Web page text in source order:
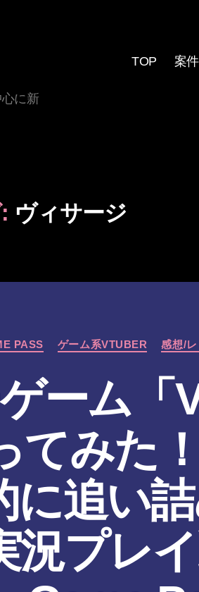
に新
TOP 案
ヴィサージ
カ
テ
リ
ー
PASS ゲーム系VTUBER 感想/
ーム「
てみた
に追い
況プレ
作